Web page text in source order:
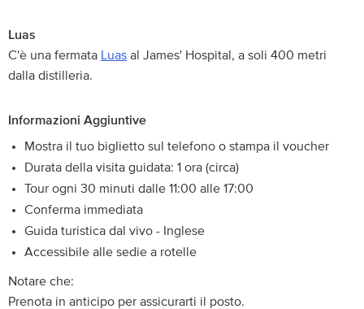
Luas
C'è una fermata
Luas al James' Hospital, a soli 400 metri
dalla distilleria.
Informazioni Aggiuntive
Mostra il tuo biglietto sul telefono o stampa il voucher
Durata della visita guidata: 1 ora (circa)
Tour ogni 30 minuti dalle 11:00 alle 17:00
Conferma immediata
Guida turistica dal vivo - Inglese
Accessibile alle sedie a rotelle
Notare che:
Prenota in anticipo per assicurarti il posto.